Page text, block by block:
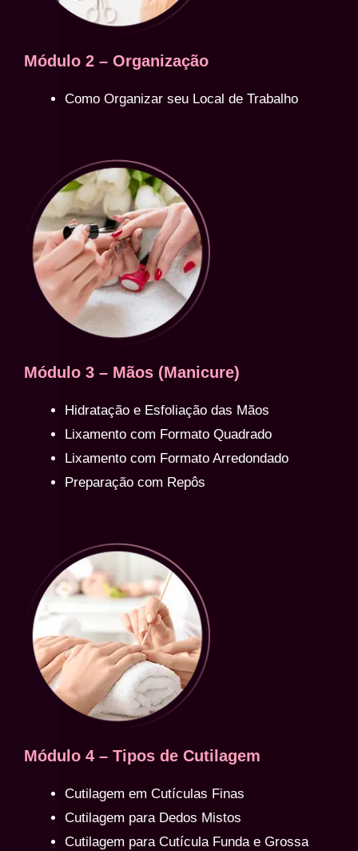
Módulo 2 – Organização
Como Organizar seu Local de Trabalho
Módulo 3 – Mãos (Manicure)
Hidratação e Esfoliação das Mãos
Lixamento com Formato Quadrado
Lixamento com Formato Arredondado
Preparação com Repôs
Módulo 4 – Tipos de Cutilagem
Cutilagem em Cutículas Finas
Cutilagem para Dedos Mistos
Cutilagem para Cutícula Funda e Grossa